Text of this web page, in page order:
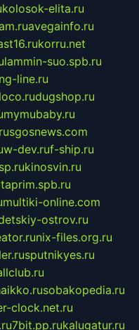
kolosok-elita.ru
avegainfo.ru
korru.net
lammin-suo.spb.ru
line.ru
dugshop.ru
mymubaby.ru
rusgosnews.com
w-dev.ruf-ship.ru
kinosvin.ru
multiki-online.com
ostrov.ru
nix-files.org.ru
sputnikyes.ru
sobakopedia.ru
clock.net.ru
7bit.pp.rukalugatur.ru